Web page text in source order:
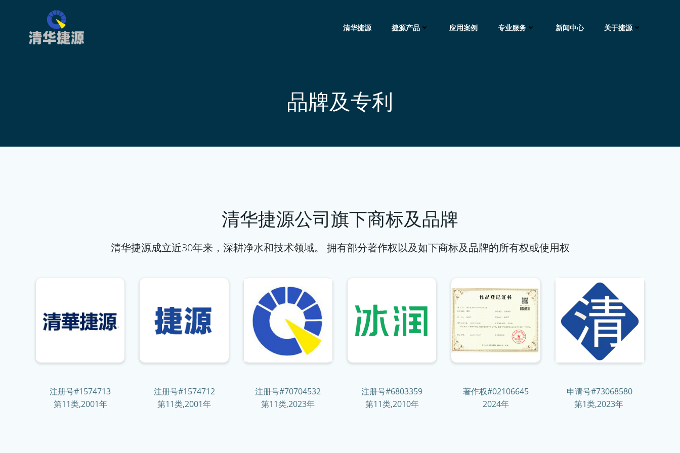
清华捷源 捷源产品 应用案例 专业服务 新闻中心 关于捷源
品牌及专利
清华捷源公司旗下商标及品牌
清华捷源成立近30年来，深耕净水和技术领域。 拥有部分著作权以及如下商标及品牌的所有权或使用权
注册号#1574713
第11类,2001年
注册号#1574712
第11类,2001年
注册号#70704532
第11类,2023年
注册号#6803359
第11类,2010年
著作权#02106645
2024年
申请号#73068580
第1类,2023年